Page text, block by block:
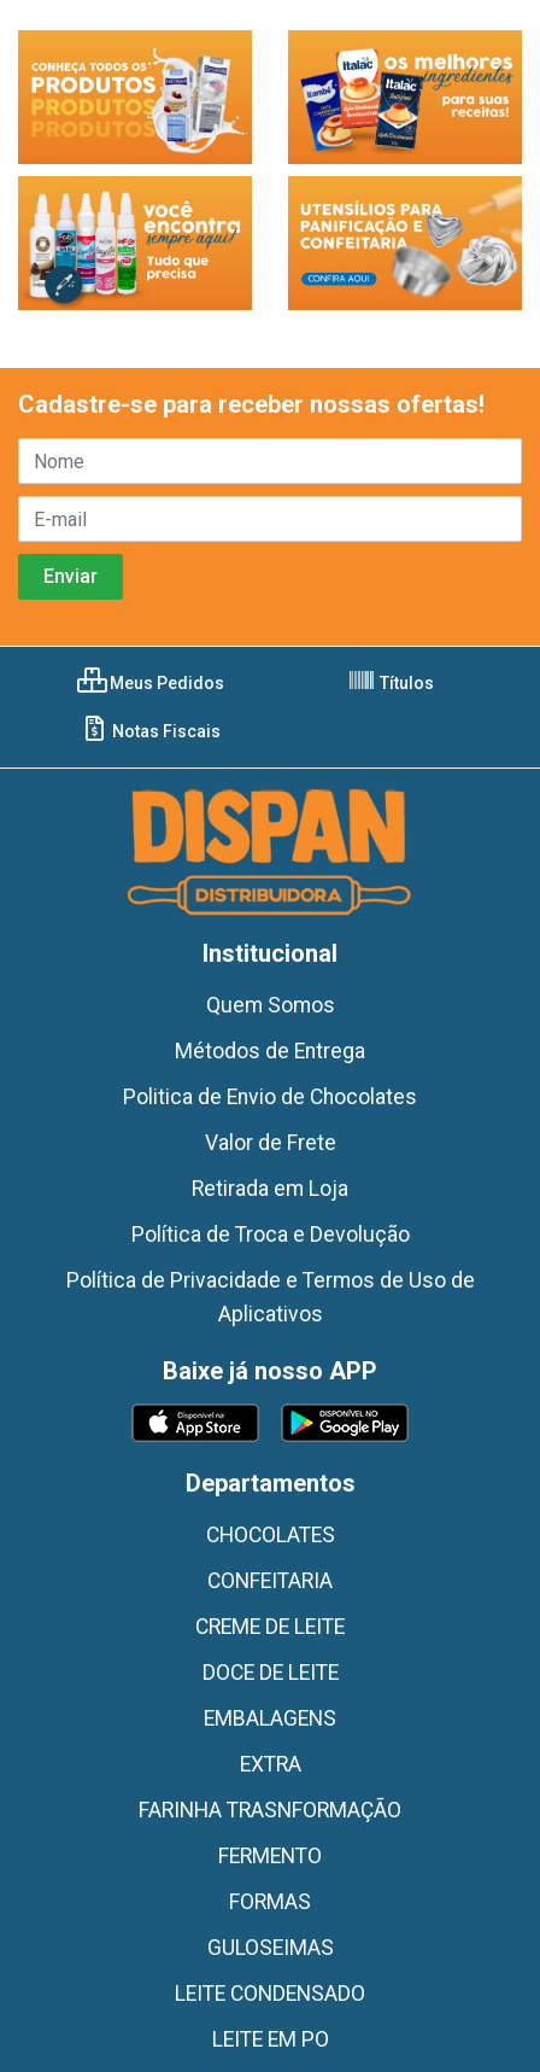
Cadastre-se para receber nossas ofertas!
Meus Pedidos Títulos
Notas Fiscais
Institucional
Quem Somos
Métodos de Entrega
Politica de Envio de Chocolates
Valor de Frete
Retirada em Loja
Política de Troca e Devolução
Política de Privacidade e Termos de Uso de
Aplicativos
Baixe já nosso APP
Departamentos
CHOCOLATES
CONFEITARIA
CREME DE LEITE
DOCE DE LEITE
EMBALAGENS
EXTRA
FARINHA TRASNFORMAÇÃO
FERMENTO
FORMAS
GULOSEIMAS
LEITE CONDENSADO
LEITE EM PO